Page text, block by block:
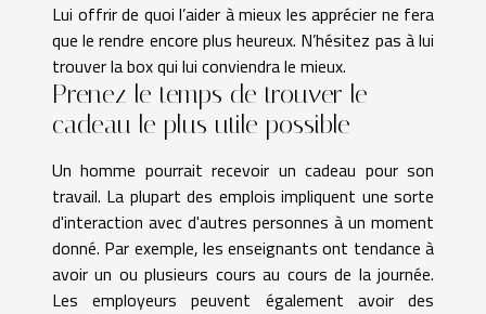
Lui offrir de quoi l’aider à mieux les apprécier ne fera
que le rendre encore plus heureux. N’hésitez pas à lui
trouver la box qui lui conviendra le mieux.
Prenez le temps de trouver le
cadeau le plus utile possible
Un homme pourrait recevoir un cadeau pour son
travail. La plupart des emplois impliquent une sorte
d'interaction avec d'autres personnes à un moment
donné. Par exemple, les enseignants ont tendance à
avoir un ou plusieurs cours au cours de la journée.
Les employeurs peuvent également avoir des